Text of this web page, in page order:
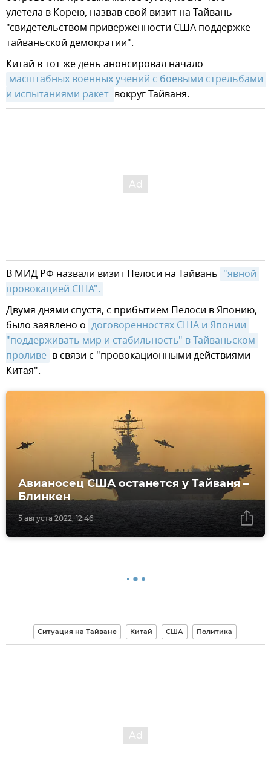
улетела в Корею, назвав свой визит на Тайвань
"свидетельством приверженности США поддержке
тайваньской демократии".
Китай в тот же день анонсировал начало
масштабных военных учений с боевыми стрельбами
и испытаниями ракет вокруг Тайваня.
В МИД РФ назвали визит Пелоси на Тайвань "явной
провокацией США".
Двумя днями спустя, с прибытием Пелоси в Японию,
было заявлено о договоренностях США и Японии
"поддерживать мир и стабильность" в Тайваньском
проливе в связи с "провокационными действиями
Китая".
5 августа 2022, 12:46
Авианосец США останется у Тайваня –
Блинкен
Ситуация на Тайване Китай США Политика